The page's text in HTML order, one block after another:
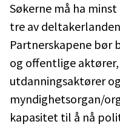
Søkerne må ha
tre av
Partnerskapene bør
og offentlige
utdanningsaktører og
myndighetsorgan/
kapasitet til å nå